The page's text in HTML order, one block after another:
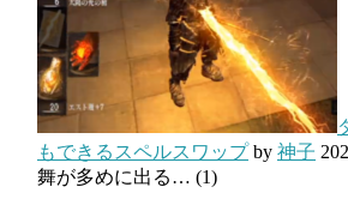
もできるスペルスワップby 神子
舞が多めに出る… (1)